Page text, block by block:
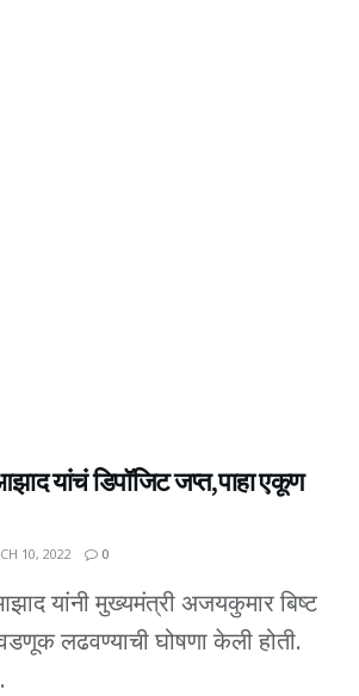
यांचं डिपॉजिट जप्त,पाहा एकूण
10, 2022 0
यांनी मुख्यमंत्री अजयकुमार बिष्ट
लढवण्याची घोषणा केली होती.